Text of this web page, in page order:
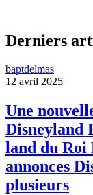
Derniers
baptdelmas
12 avril 2025
Une
Disneyland
land du Roi
annonces
plusieurs